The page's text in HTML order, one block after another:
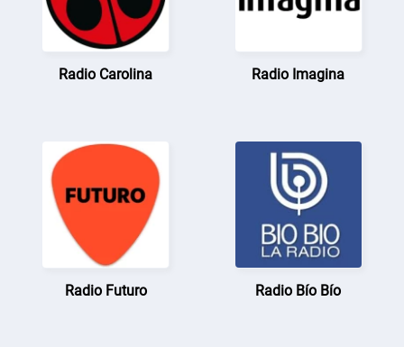
Radio Carolina Radio Imagina
Radio Futuro Radio Bío Bío